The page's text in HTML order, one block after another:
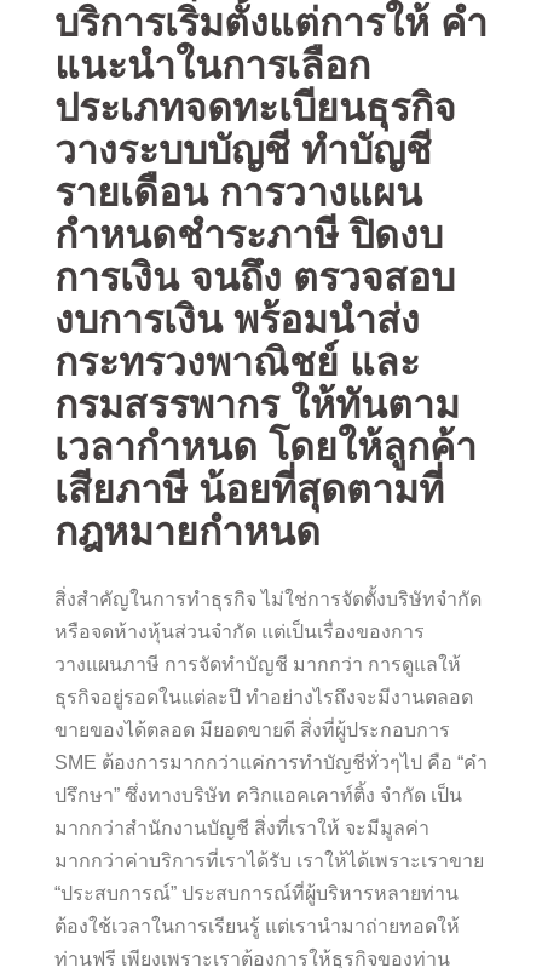
บริการเริ่มตั้งแต่การให้ คำ
แนะนำในการเลือก
ประเภทจดทะเบียนธุรกิจ
วางระบบบัญชี ทำบัญชี
รายเดือน การวางแผน
กำหนดชำระภาษี ปิดงบ
การเงิน จนถึง ตรวจสอบ
งบการเงิน พร้อมนำส่ง
กระทรวงพาณิชย์ และ
กรมสรรพากร ให้ทันตาม
เวลากำหนด โดยให้ลูกค้า
เสียภาษี น้อยที่สุดตามที่
กฎหมายกำหนด
สิ่งสำคัญในการทำธุรกิจ ไม่ใช่การจัดตั้งบริษัทจำกัด
หรือจดห้างหุ้นส่วนจำกัด แต่เป็นเรื่องของการ
วางแผนภาษี การจัดทำบัญชี มากกว่า การดูแลให้
ธุรกิจอยู่รอดในแต่ละปี ทำอย่างไรถึงจะมีงานตลอด
ขายของได้ตลอด มียอดขายดี สิ่งที่ผู้ประกอบการ
SME ต้องการมากกว่าแค่การทำบัญชีทั่วๆไป คือ “คำ
ปรึกษา” ซึ่งทางบริษัท ควิกแอคเคาท์ติ้ง จำกัด เป็น
มากกว่าสำนักงานบัญชี สิ่งที่เราให้ จะมีมูลค่า
มากกว่าค่าบริการที่เราได้รับ เราให้ได้เพราะเราขาย
“ประสบการณ์” ประสบการณ์ที่ผู้บริหารหลายท่าน
ต้องใช้เวลาในการเรียนรู้ แต่เรานำมาถ่ายทอดให้
ท่านฟรี เพียงเพราะเราต้องการให้ธุรกิจของท่าน